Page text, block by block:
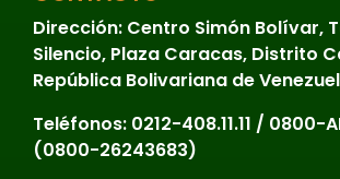
Dirección: Centro Simón Bolívar,
Silencio, Plaza Caracas, Distrito
República Bolivariana de
Teléfonos: 0212-408.11.11 / 0800-
(0800-26243683)